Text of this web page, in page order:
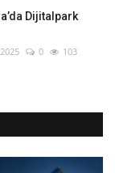
Dijitalpark
0 103